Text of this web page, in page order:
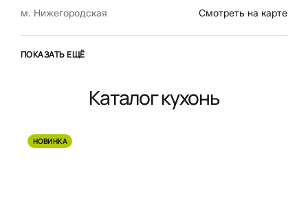
м. Нижегородская Смотреть на карте
ПОКАЗАТЬ ЕЩЁ
Каталог кухонь
НОВИНКА